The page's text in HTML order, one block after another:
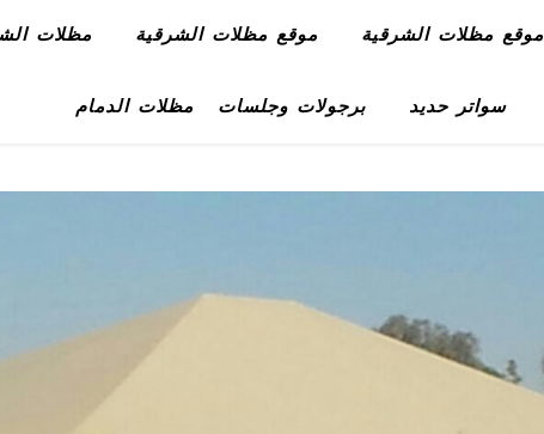
موقع مظلات الشرقية موقع مظلات الشرقية مظلات
سواتر حديد برجولات وجلسات مظلات الدمام